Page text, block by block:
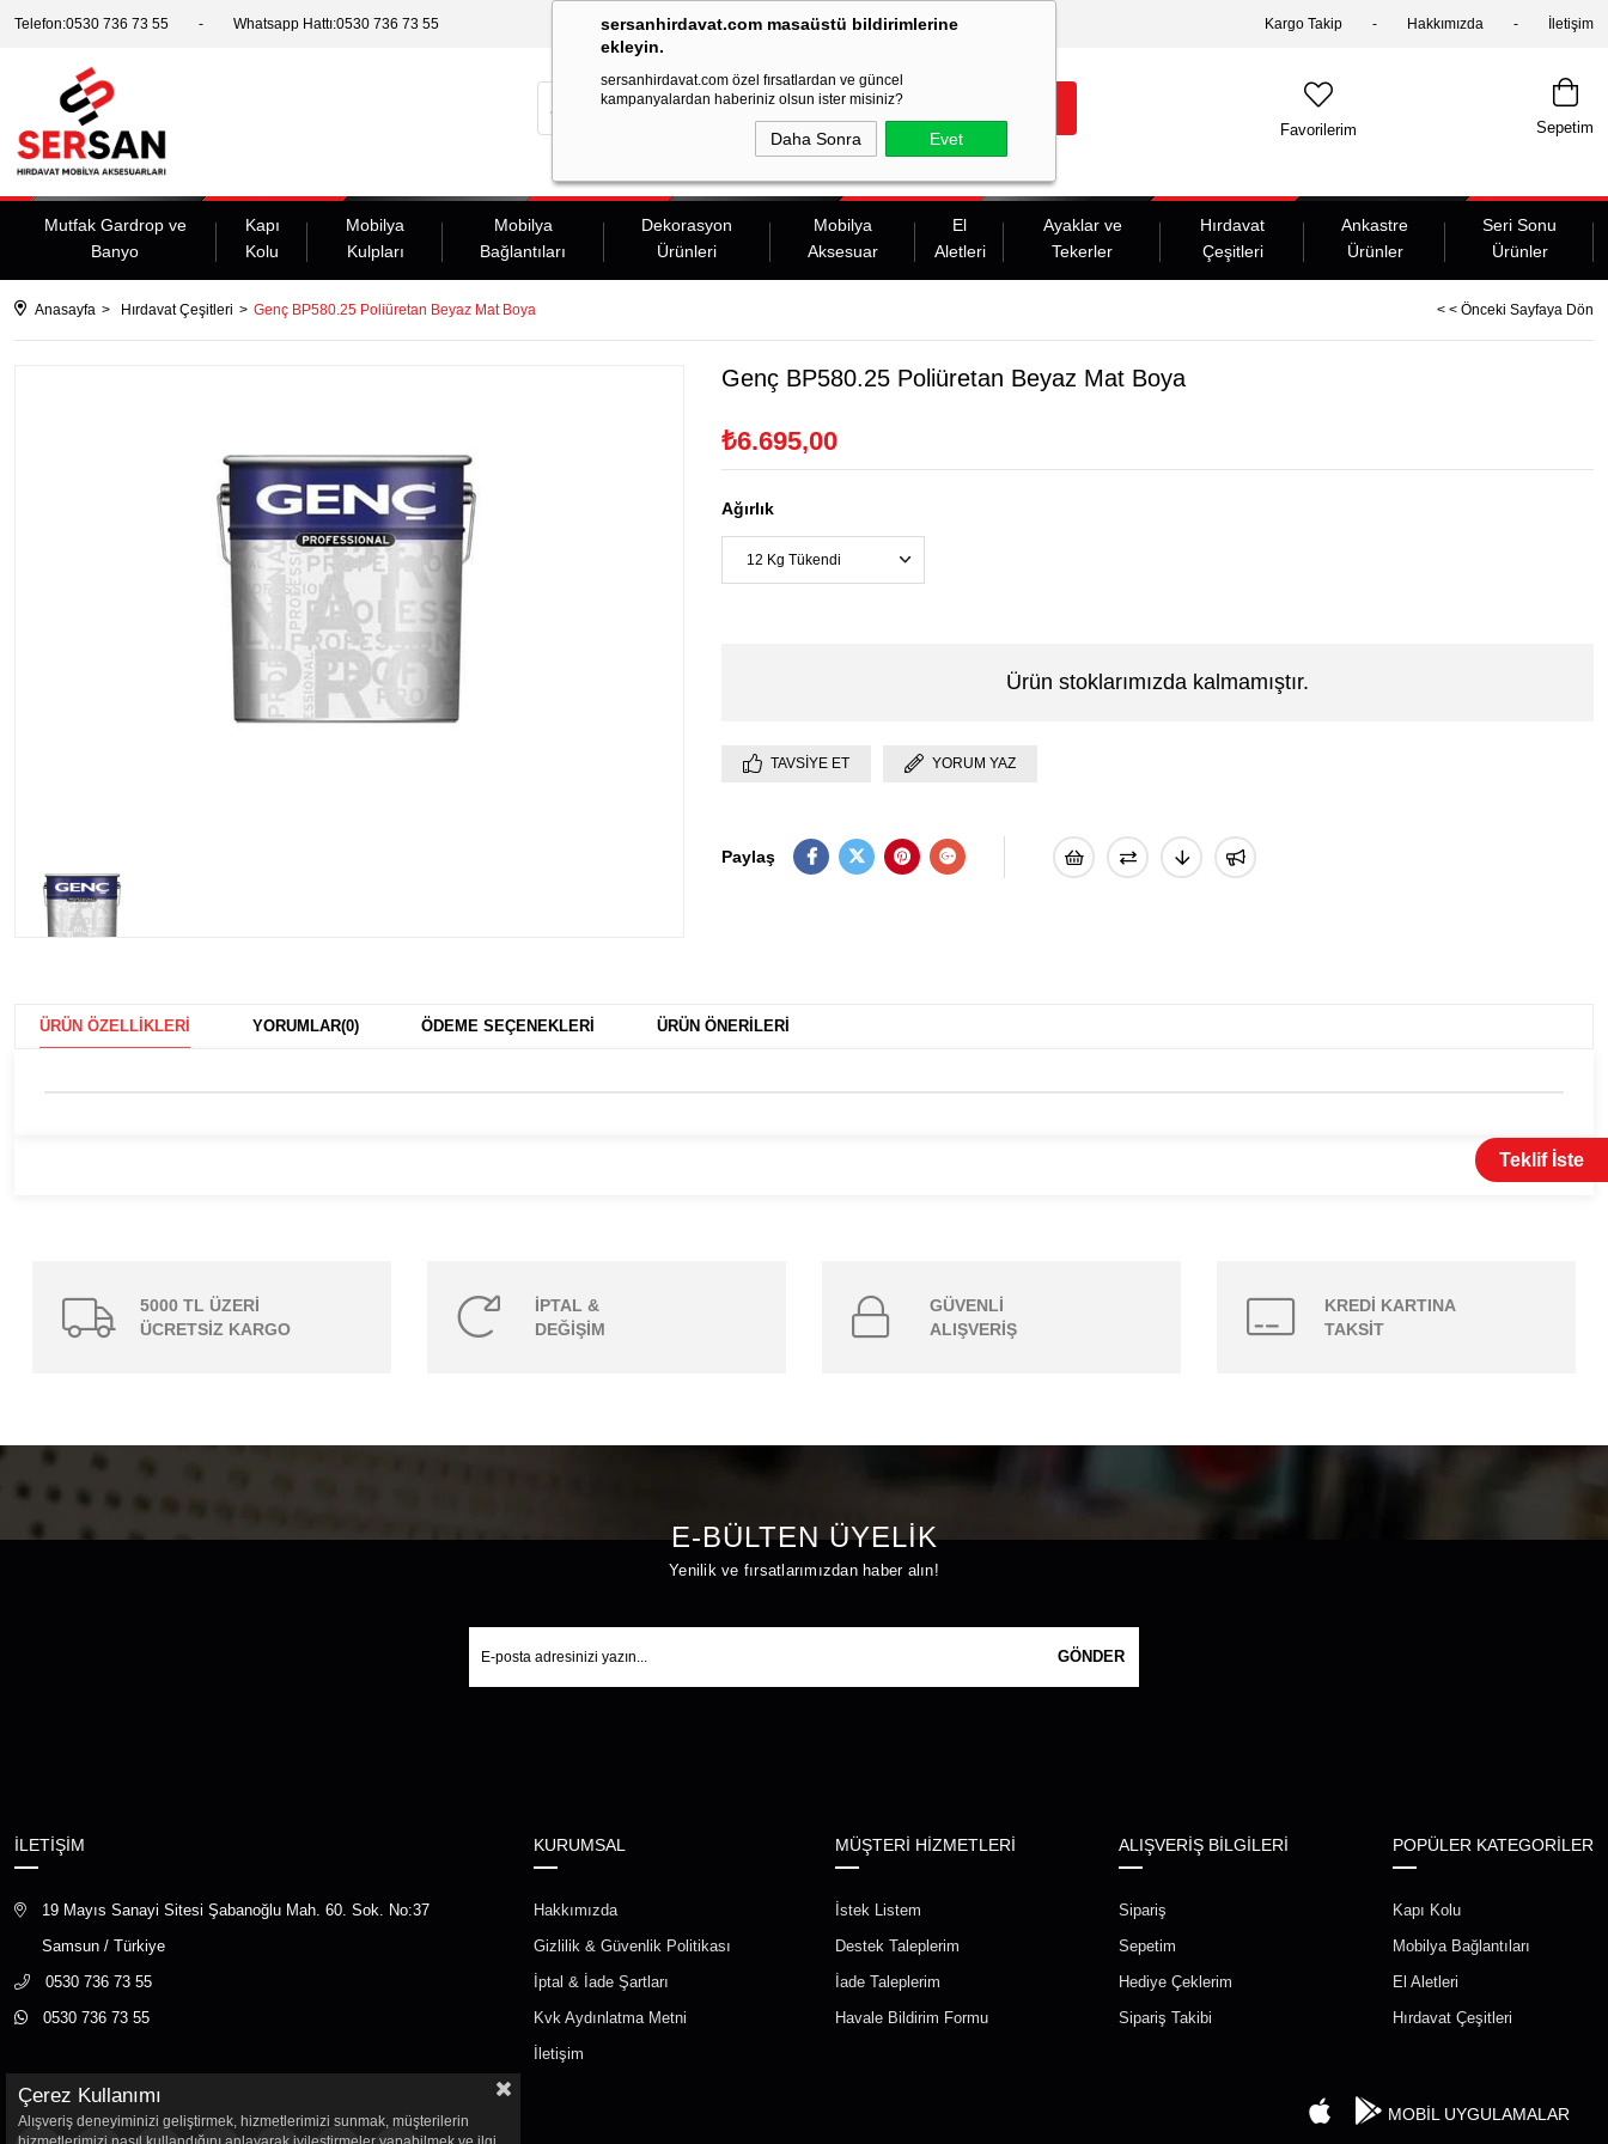
sersanhirdavat.com masaüstü bildirimlerine
ekleyin.
sersanhirdavat.com özel fırsatlardan ve güncel
kampanyalardan haberiniz olsun ister misiniz?
Daha Sonra Evet
Telefon:0530 736 73 55 Whatsapp Hattı:0530 736 73 55 Kargo Takip Hakkımızda İletişim
Teklif İste
Sepetim
Favorilerim
Mutfak Gardrop ve
Banyo
Kapı
Kolu
Mobilya
Kulpları
Mobilya
Bağlantıları
Dekorasyon
Ürünleri
Mobilya
Aksesuar
El
Aletleri
Ayaklar ve
Tekerler
Hırdavat
Çeşitleri
Ankastre
Ürünler
Seri Sonu
Ürünler
Anasayfa Hırdavat Çeşitleri Genç BP580.25 Poliüretan Beyaz Mat Boya < < Önceki Sayfaya Dön
Genç BP580.25 Poliüretan Beyaz Mat Boya
₺6.695,00
Ağırlık
Ürün stoklarımızda kalmamıştır.
TAVSIYE ET YORUM YAZ
Paylaş
ÜRÜN ÖZELLIKLERI YORUMLAR(0) ÖDEME SEÇENEKLERI ÜRÜN ÖNERILERI
5000 TL ÜZERİ
ÜCRETSİZ KARGO
İPTAL &
DEĞİŞİM
GÜVENLİ
ALIŞVERİŞ
KREDİ KARTINA
TAKSİT
E-BÜLTEN ÜYELİK
Yenilik ve fırsatlarımızdan haber alın!
GÖNDER
İLETİŞİM
19 Mayıs Sanayi Sitesi Şabanoğlu Mah. 60. Sok. No:37
Samsun / Türkiye
0530 736 73 55
0530 736 73 55
KURUMSAL
Hakkımızda
Gizlilik & Güvenlik Politikası
İptal & İade Şartları
Kvk Aydınlatma Metni
İletişim
MÜŞTERİ HİZMETLERİ
İstek Listem
Destek Taleplerim
İade Taleplerim
Havale Bildirim Formu
ALIŞVERİŞ BİLGİLERİ
Sipariş
Sepetim
Hediye Çeklerim
Sipariş Takibi
POPÜLER KATEGORİLER
Kapı Kolu
Mobilya Bağlantıları
El Aletleri
Hırdavat Çeşitleri
MOBİL UYGULAMALAR
Çerez Kullanımı
Alışveriş deneyiminizi geliştirmek, hizmetlerimizi sunmak, müşterilerin